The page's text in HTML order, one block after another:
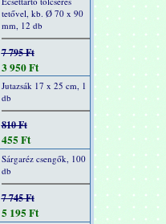
tetővel, kb. Ø 70 x 90
mm, 12 db
7 795 Ft
3 950 Ft
Jutazsák 17 x 25 cm, 1
db
810 Ft
455 Ft
Sárgaréz csengők, 100
db
7 745 Ft
5 195 Ft